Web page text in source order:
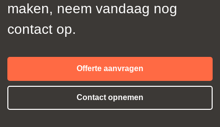
maken, neem vandaag nog
contact op.
Offerte aanvragen
Contact opnemen